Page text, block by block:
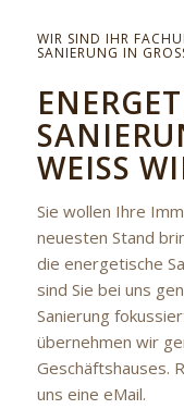
WIR SIND IHR
SANIERUNG IN
WEISS
Sie wollen Ihre
neuesten Stand
die energetische
sind Sie bei uns
Sanierung
übernehmen wir
Geschäftshauses.
uns eine eMail.